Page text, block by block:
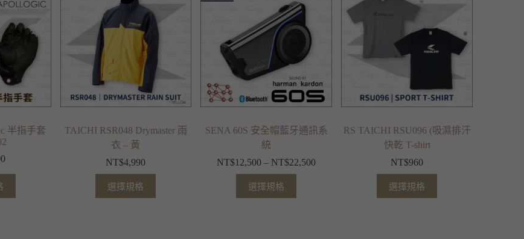
半指手套
TAICHI RSR048 Drymaster 雨
衣 – 黃
NT$4,990
選擇規格
SENA 60S 安全帽藍牙通訊系
統
NT$12,500 – NT$22,500
選擇規格
RS TAICHI RSU096 (吸濕排汗
快乾 T-shirt
NT$960
選擇規格